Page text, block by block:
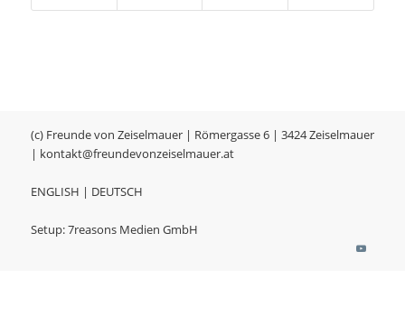
(c) Freunde von Zeiselmauer | Römergasse 6 | 3424 Zeiselmauer
| kontakt@freundevonzeiselmauer.at
ENGLISH | DEUTSCH
Setup:7reasons Medien GmbH